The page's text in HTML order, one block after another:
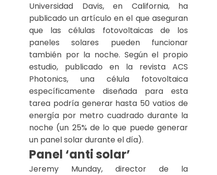
Universidad Davis, en California, ha
publicado un artículo en el que aseguran
que las células fotovoltaicas de los
paneles solares pueden funcionar
también por la noche. Según el propio
estudio, publicado en la revista ACS
Photonics, una célula fotovoltaica
específicamente diseñada para esta
tarea podría generar hasta 50 vatios de
energía por metro cuadrado durante la
noche (un 25% de lo que puede generar
un panel solar durante el día).
Panel ‘anti solar’
Jeremy Munday, director de la